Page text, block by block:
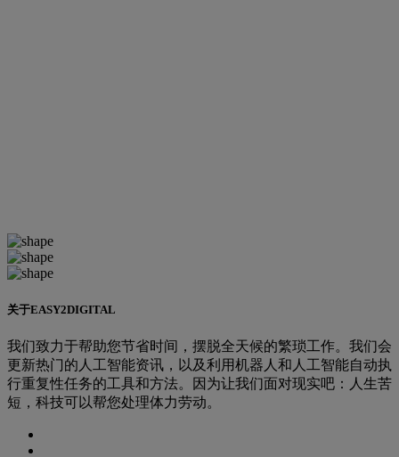
关于EASY2DIGITAL
我们致力于帮助您节省时间，摆脱全天候的繁琐工作。我们会
更新热门的人工智能资讯，以及利用机器人和人工智能自动执
行重复性任务的工具和方法。因为让我们面对现实吧：人生苦
短，科技可以帮您处理体力劳动。